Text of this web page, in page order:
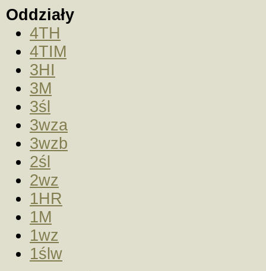
Oddziały
4TH
4TIM
3HI
3M
3śl
3wza
3wzb
2śl
2wz
1HR
1M
1wz
1ślw